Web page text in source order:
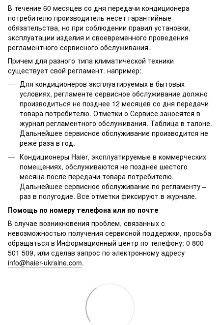
В течение 60 месяцев со дня передачи кондиционера
потребителю производитель несет гарантийные
обязательства, но при соблюдении правил установки,
эксплуатации изделия и своевременного проведения
регламентного сервисного обслуживания.
Причем для разного типа климатической техники
существует свой регламент. например:
Для кондиционеров эксплуатируемых в бытовых
условиях, регламенте сервисное обслуживание должно
производиться не позднее 12 месяцев со дня передачи
товара потребителю. Отметки о Сервисе заносятся в
журнал регламентного обслуживания. Таблица в талоне.
Дальнейшее сервисное обслуживание производится не
реже раза в год.
Кондиционеры Haier, эксплуатируемые в коммерческих
помещениях, обслуживаются не позднее шестого
месяца после передачи товара потребителю.
Дальнейшее сервисное обслуживание по регламенту –
раз в полугодие. Все отметки фиксируют в журнале.
Помощь по номеру телефона или по почте
В случае возникновения проблем, связанных с
невозможностью получения сервисной поддержки, просьба
обращаться в Информационный центр по телефону: 0 800
501 509, или сделав запрос по электронному адресу
info@haier-ukraine.com.